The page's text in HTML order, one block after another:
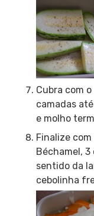
Cubra com
camadas
e molho
Finalize
Béchamel,
sentido da
cebolinha